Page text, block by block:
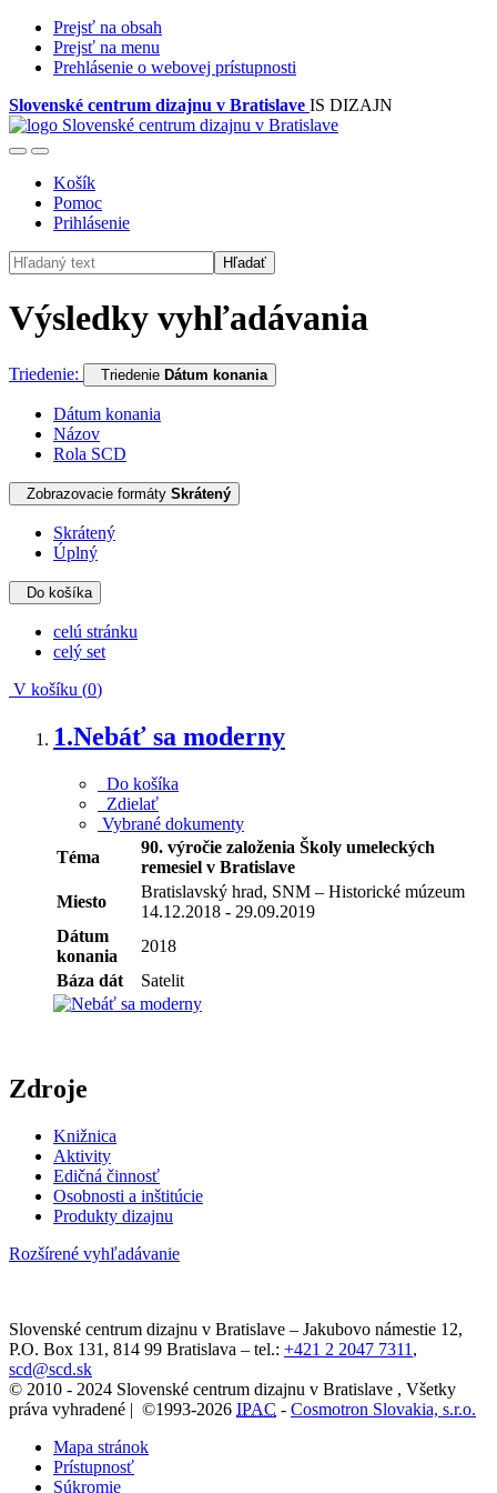
Prejsť na obsah
Prejsť na menu
Prehlásenie o webovej prístupnosti
Slovenské centrum dizajnu v Bratislave IS DIZAJN
Košík
Pomoc
Prihlásenie
Hľadať
Výsledky vyhľadávania
Triedenie: Triedenie Dátum konania
Dátum konania
Názov
Rola SCD
Zobrazovacie formáty Skrátený
Skrátený
Úplný
Do košíka
celú stránku
celý set
V košíku (0)
1.Nebáť sa moderny
Do košíka
Zdielať
Vybrané dokumenty
Téma
90. výročie založenia Školy umeleckých
remesiel v Bratislave
Miesto
Bratislavský hrad, SNM – Historické múzeum
14.12.2018 - 29.09.2019
Dátum
konania
2018
Báza dát
Satelit
Zdroje
Knižnica
Aktivity
Edičná činnosť
Osobnosti a inštitúcie
Produkty dizajnu
Rozšírené vyhľadávanie
Slovenské centrum dizajnu v Bratislave – Jakubovo námestie 12,
P.O. Box 131, 814 99 Bratislava – tel.: +421 2 2047 7311 ,
scd@scd.sk
© 2010 - 2024 Slovenské centrum dizajnu v Bratislave , Všetky
práva vyhradené | ©1993-2026 IPAC - Cosmotron Slovakia, s.r.o.
Mapa stránok
Prístupnosť
Súkromie